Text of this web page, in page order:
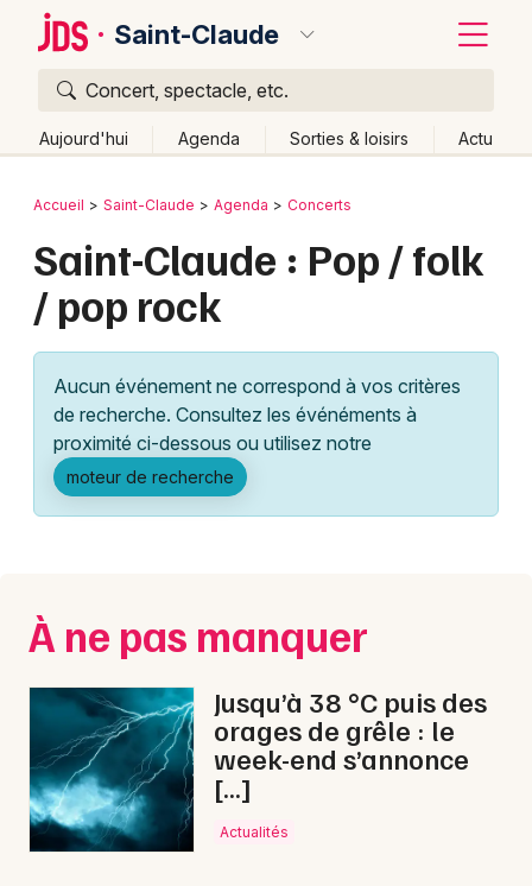
Saint-Claude
Concert, spectacle, etc.
Aujourd'hui Agenda Sorties & loisirs Actu
Publier un événement
Grands événements
Activité & Expérience
Manifestations
Foires & salons
Concerts
Sports
Soirées
Sorties famille
Bordeaux
Colmar
Lille
Lyon
Marseille
Mulhouse
Nice
Paris
Strasbourg
Toulouse
Toutes les villes
Retour
Accueil Saint-Claude Agenda Concerts
Saint-Claude : Pop / folk
/ pop rock
Aucun événement ne correspond à vos critères
de recherche. Consultez les événéments à
proximité ci-dessous ou utilisez notre
moteur de recherche
À ne pas manquer
Jusqu’à 38 °C puis des
orages de grêle : le
week-end s’annonce
[…]
Actualités
Quoi ?
Où ?
Partout
Près de moi Changer de lieu
Quand ?
Aujourd'hui
Demain Ce week-end Autre